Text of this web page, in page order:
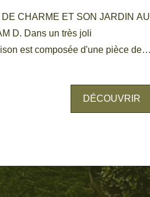
CHARME ET SON JARDIN AU
D. Dans un très joli
est composée d'une pièce de
séparée, deux chambres et une
dressing. Un jardin sans vis-à-
de se garer sur la parcelle, la
Médoc et de ses commerces, et
DÉCOUVRIR